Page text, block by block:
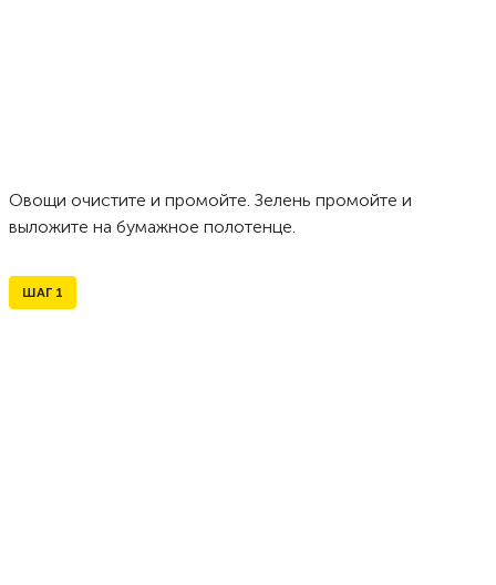
Овощи очистите и промойте. Зелень промойте и
выложите на бумажное полотенце.
ШАГ 1